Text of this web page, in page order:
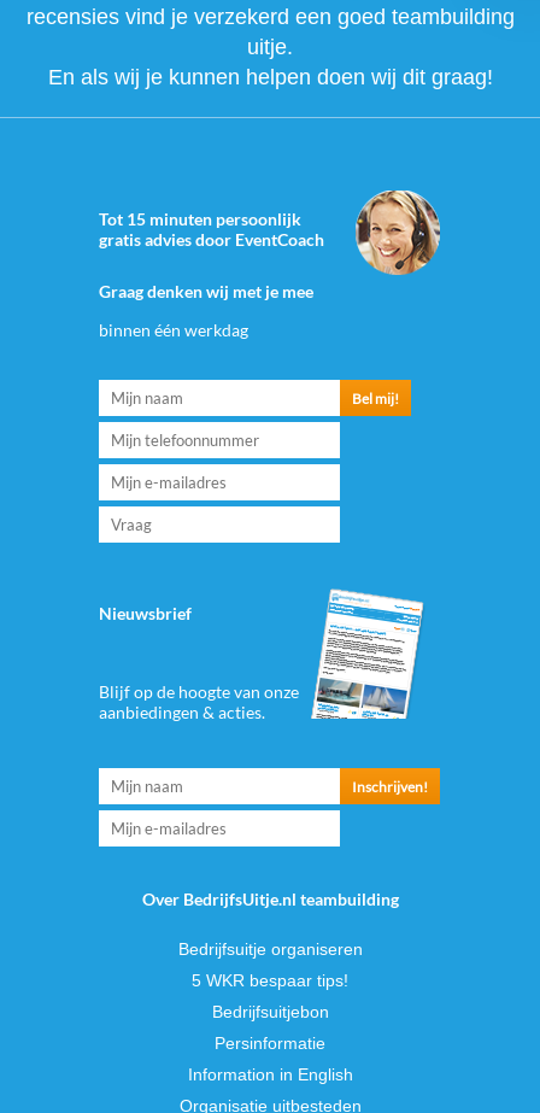
recensies vind je verzekerd een goed teambuilding
uitje.
En als wij je kunnen helpen doen wij dit graag!
Tot 15 minuten persoonlijk
gratis advies door EventCoach
Graag denken wij met je mee
binnen één werkdag
Nieuwsbrief
Blijf op de hoogte van onze
aanbiedingen & acties.
Over BedrijfsUitje.nl teambuilding
Bedrijfsuitje organiseren
5 WKR bespaar tips!
Bedrijfsuitjebon
Persinformatie
Information in English
Organisatie uitbesteden